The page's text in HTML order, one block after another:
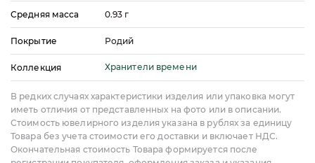
Средняя масса 0.93 г
Покрытие Родий
Коллекция Хранители времени
В редких случаях характеристики изделия или упаковка могут
иметь отличия от представленных на фото или в описании.
Стоимость ювелирного изделия указана в рублях за единицу
Товара без учета стоимости его доставки и включает НДС.
Окончательная стоимость Товара формируется после